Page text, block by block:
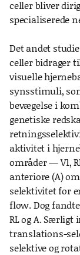
celler bliver
specialiserede
Det andet
celler bidrager
visuelle
synsstimuli,
bevægelse i
genetiske
aktivitet i
områder — V1,
anteriore (A)
selektivitet for
flow. Dog
RL og A.
translations-
selektive og